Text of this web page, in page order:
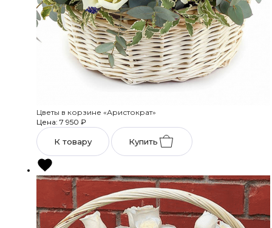
Цветы в корзине «Аристократ»
Цена: 7 950 ₽
К товару Купить